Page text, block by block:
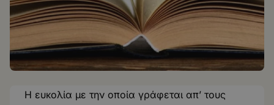
Η ευκολία με την οποία γράφεται απ’ τους